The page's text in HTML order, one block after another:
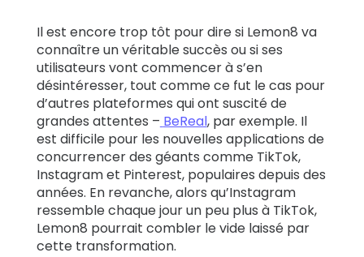
Il est encore trop tôt pour dire si Lemon8 va
connaître un véritable succès ou si ses
utilisateurs vont commencer à s’en
désintéresser, tout comme ce fut le cas pour
d’autres plateformes qui ont suscité de
grandes attentes – BeReal, par exemple. Il
est difficile pour les nouvelles applications de
concurrencer des géants comme TikTok,
Instagram et Pinterest, populaires depuis des
années. En revanche, alors qu’Instagram
ressemble chaque jour un peu plus à TikTok,
Lemon8 pourrait combler le vide laissé par
cette transformation.